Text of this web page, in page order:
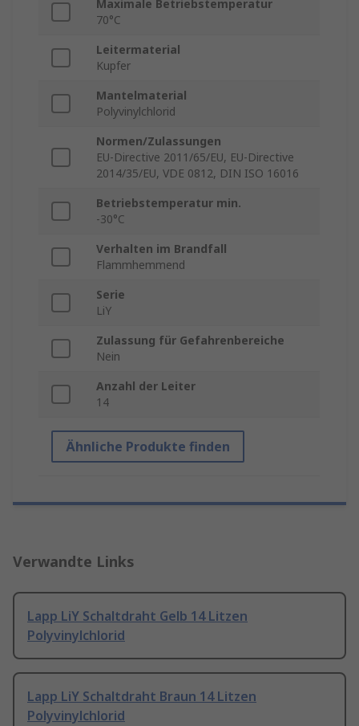
Maximale Betriebstemperatur
70°C
Leitermaterial
Kupfer
Mantelmaterial
Polyvinylchlorid
Normen/Zulassungen
EU-Directive 2011/65/EU, EU-Directive
2014/35/EU, VDE 0812, DIN ISO 16016
Betriebstemperatur min.
-30°C
Verhalten im Brandfall
Flammhemmend
Serie
LiY
Zulassung für Gefahrenbereiche
Nein
Anzahl der Leiter
14
Ähnliche Produkte finden
Verwandte Links
Lapp LiY Schaltdraht Gelb 14 Litzen
Polyvinylchlorid
Lapp LiY Schaltdraht Braun 14 Litzen
Polyvinylchlorid